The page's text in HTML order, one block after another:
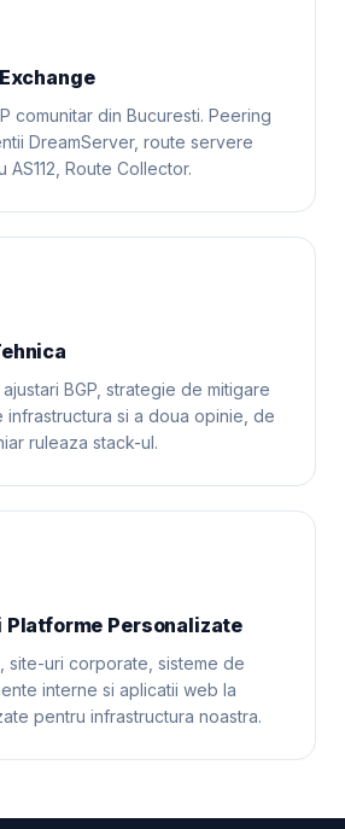
comunitar din Bucuresti. Peering
DreamServer, route servere
Route Collector.
BGP, strategie de mitigare
infrastructura si a doua opinie, de
ruleaza stack-ul.
Platforme Personalizate
site-uri corporate, sisteme de
interne si aplicatii web la
pentru infrastructura noastra.